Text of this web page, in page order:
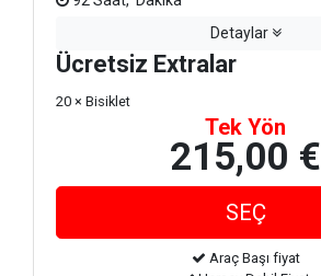
Detaylar
Ücretsiz Extralar
20 × Bisiklet
Tek Yön
215,00 €
Araç Başı fiyat